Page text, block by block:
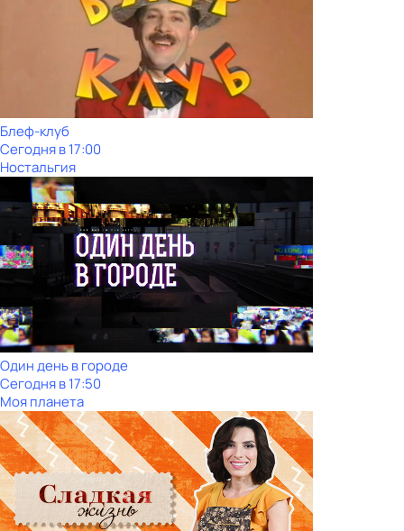
Блеф-клуб
Сегодня в 17:00
Ностальгия
Один день в городе
Сегодня в 17:50
Моя планета